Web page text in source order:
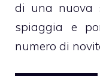
di una nuova
spiaggia e
numero di